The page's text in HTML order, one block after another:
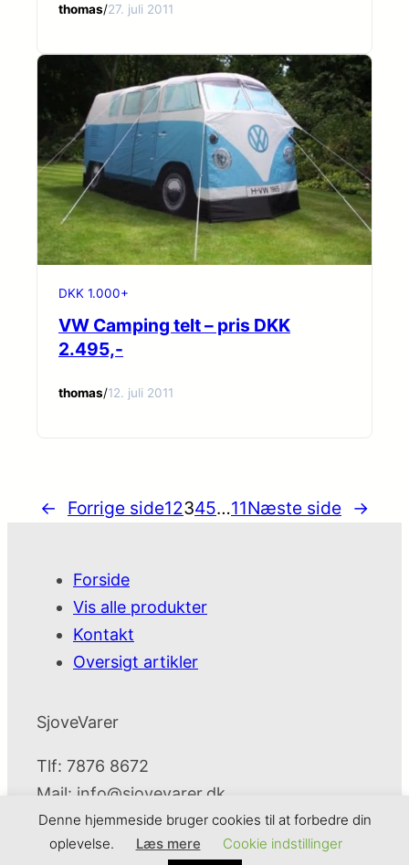
thomas/27. juli 2011
DKK 1.000+
VW Camping telt – pris DKK
2.495,-
thomas/12. juli 2011
← Forrige side12345…11Næste side →
Forside
Vis alle produkter
Kontakt
Oversigt artikler
SjoveVarer
Tlf: 7876 8672
Mail: info@sjovevarer.dk
Denne hjemmeside bruger cookies til at forbedre din
oplevelse.
Læs mere Cookie indstillinger